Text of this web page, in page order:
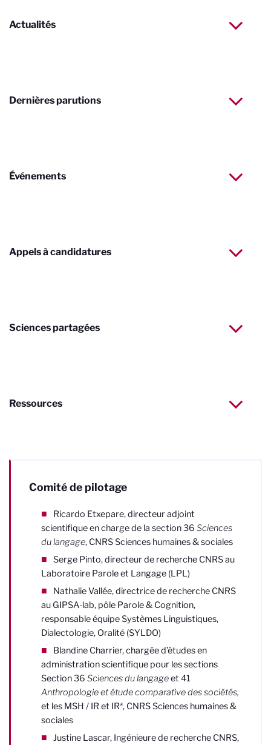
Actualités
Dernières parutions
Événements
Appels à candidatures
Sciences partagées
Ressources
Comité de pilotage
Ricardo Etxepare, directeur adjoint
scientifique en charge de la section 36 Sciences
du langage, CNRS Sciences humaines & sociales
Serge Pinto, directeur de recherche CNRS au
Laboratoire Parole et Langage (LPL)
Nathalie Vallée, directrice de recherche CNRS
au GIPSA-lab, pôle Parole & Cognition,
responsable équipe Systèmes Linguistiques,
Dialectologie, Oralité (SYLDO)
Blandine Charrier, chargée d’études en
administration scientifique pour les sections
Section 36 Sciences du langageet 41
Anthropologie et étude comparative des sociétés,
et les MSH / IR et IR*, CNRS Sciences humaines &
sociales
Justine Lascar, Ingénieure de recherche CNRS,